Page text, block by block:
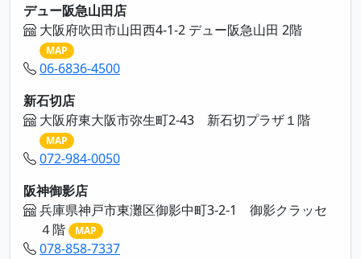
デュー阪急山田店
大阪府吹田市山田西4-1-2 デュー阪急山田 2階
MAP
06-6836-4500
新石切店
大阪府東大阪市弥生町2-43 新石切プラザ１階
MAP
072-984-0050
阪神御影店
兵庫県神戸市東灘区御影中町3-2-1 御影クラッセ
４階
MAP
078-858-7337